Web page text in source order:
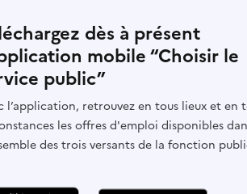
dès à présent
mobile “Choisir le
public”
l’application, retrouvez en tous lieux et en
les offres d'emploi disponibles
des trois versants de la fonction